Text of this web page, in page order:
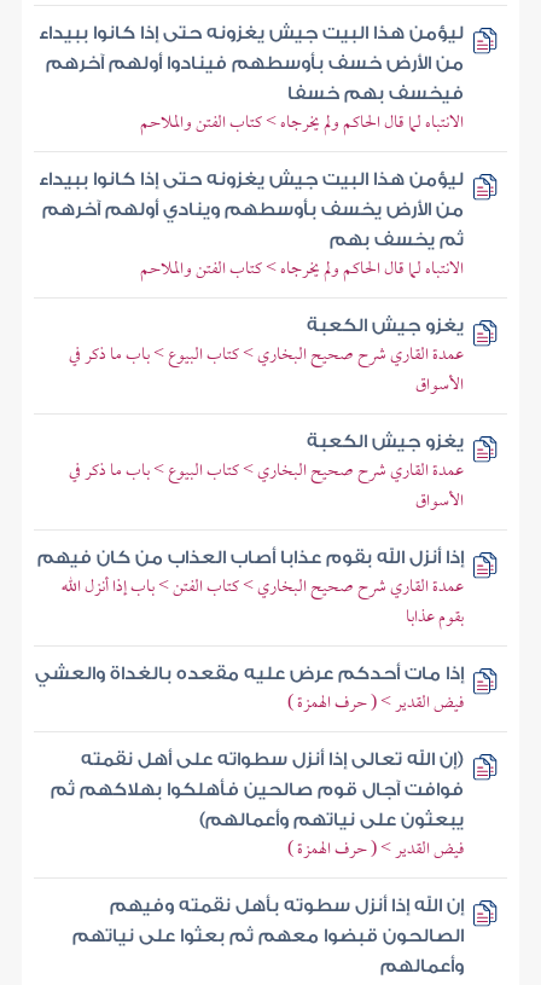
ليؤمن هذا البيت جيش يغزونه حتى إذا كانوا ببيداء
من الأرض خسف بأوسطهم فينادوا أولهم آخرهم
فيخسف بهم خسفا
الانتباه لما قال الحاكم ولم يخرجاه > كتاب الفتن والملاحم
ليؤمن هذا البيت جيش يغزونه حتى إذا كانوا ببيداء
من الأرض يخسف بأوسطهم وينادي أولهم آخرهم
ثم يخسف بهم
الانتباه لما قال الحاكم ولم يخرجاه > كتاب الفتن والملاحم
يغزو جيش الكعبة
عمدة القاري شرح صحيح البخاري > كتاب البيوع > باب ما ذكر في
الأسواق
يغزو جيش الكعبة
عمدة القاري شرح صحيح البخاري > كتاب البيوع > باب ما ذكر في
الأسواق
إذا أنزل الله بقوم عذابا أصاب العذاب من كان فيهم
عمدة القاري شرح صحيح البخاري > كتاب الفتن > باب إذا أنزل الله
بقوم عذابا
إذا مات أحدكم عرض عليه مقعده بالغداة والعشي
فيض القدير > ( حرف الهمزة )
(إن الله تعالى إذا أنزل سطواته على أهل نقمته
فوافت آجال قوم صالحين فأهلكوا بهلاكهم ثم
يبعثون على نياتهم وأعمالهم)
فيض القدير > ( حرف الهمزة )
إن الله إذا أنزل سطوته بأهل نقمته وفيهم
الصالحون قبضوا معهم ثم بعثوا على نياتهم
وأعمالهم